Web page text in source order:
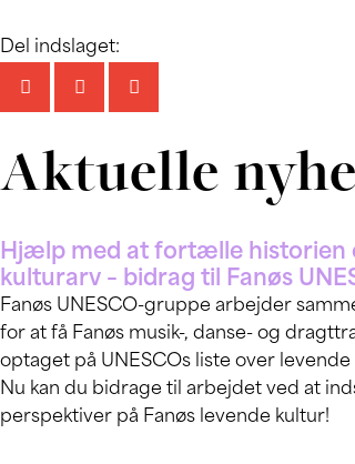
Del indslaget:
Aktuelle
Hjælp med at fortælle historien
kulturarv – bidrag til Fanøs
Fanøs UNESCO-gruppe arbejder
for at få Fanøs musik-, danse- og
optaget på UNESCOs liste over levende
Nu kan du bidrage til arbejdet ved at
perspektiver på Fanøs levende kultur!